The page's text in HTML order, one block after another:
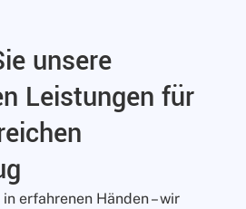
unsere
Leistungen für
erfahrenen Händen – wir